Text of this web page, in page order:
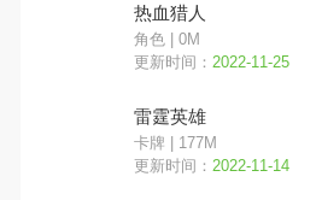
热血猎人
角色 | 0M
更新时间： 2022-11-25
雷霆英雄
卡牌 | 177M
更新时间： 2022-11-14